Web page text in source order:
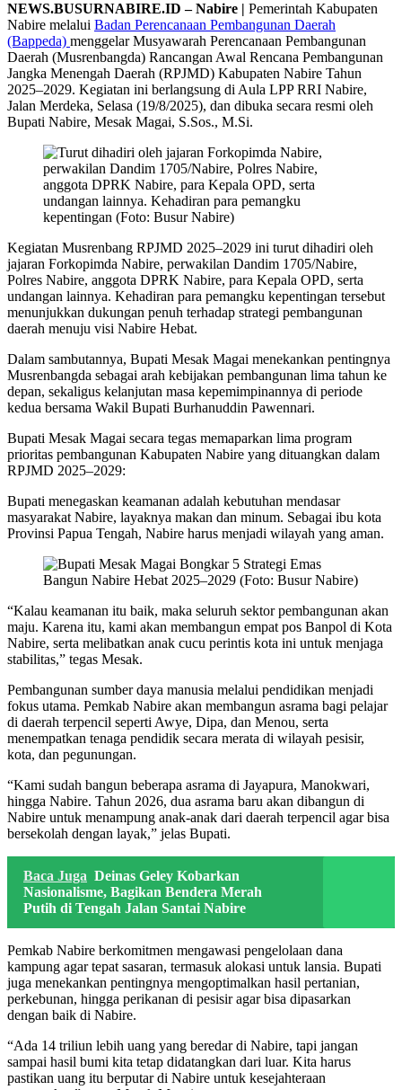
NEWS.BUSURNABIRE.ID – Nabire | Pemerintah Kabupaten
Nabire melalui Badan Perencanaan Pembangunan Daerah
(Bappeda) menggelar Musyawarah Perencanaan Pembangunan
Daerah (Musrenbangda) Rancangan Awal Rencana Pembangunan
Jangka Menengah Daerah (RPJMD) Kabupaten Nabire Tahun
2025–2029. Kegiatan ini berlangsung di Aula LPP RRI Nabire,
Jalan Merdeka, Selasa (19/8/2025), dan dibuka secara resmi oleh
Bupati Nabire, Mesak Magai, S.Sos., M.Si.
Kegiatan Musrenbang RPJMD 2025–2029 ini turut dihadiri oleh
jajaran Forkopimda Nabire, perwakilan Dandim 1705/Nabire,
Polres Nabire, anggota DPRK Nabire, para Kepala OPD, serta
undangan lainnya. Kehadiran para pemangku kepentingan tersebut
menunjukkan dukungan penuh terhadap strategi pembangunan
daerah menuju visi Nabire Hebat.
Dalam sambutannya, Bupati Mesak Magai menekankan pentingnya
Musrenbangda sebagai arah kebijakan pembangunan lima tahun ke
depan, sekaligus kelanjutan masa kepemimpinannya di periode
kedua bersama Wakil Bupati Burhanuddin Pawennari.
Bupati Mesak Magai secara tegas memaparkan lima program
prioritas pembangunan Kabupaten Nabire yang dituangkan dalam
RPJMD 2025–2029:
Bupati menegaskan keamanan adalah kebutuhan mendasar
masyarakat Nabire, layaknya makan dan minum. Sebagai ibu kota
Provinsi Papua Tengah, Nabire harus menjadi wilayah yang aman.
“Kalau keamanan itu baik, maka seluruh sektor pembangunan akan
maju. Karena itu, kami akan membangun empat pos Banpol di Kota
Nabire, serta melibatkan anak cucu perintis kota ini untuk menjaga
stabilitas,” tegas Mesak.
Pembangunan sumber daya manusia melalui pendidikan menjadi
fokus utama. Pemkab Nabire akan membangun asrama bagi pelajar
di daerah terpencil seperti Awye, Dipa, dan Menou, serta
menempatkan tenaga pendidik secara merata di wilayah pesisir,
kota, dan pegunungan.
“Kami sudah bangun beberapa asrama di Jayapura, Manokwari,
hingga Nabire. Tahun 2026, dua asrama baru akan dibangun di
Nabire untuk menampung anak-anak dari daerah terpencil agar bisa
bersekolah dengan layak,” jelas Bupati.
Baca Juga Deinas Geley Kobarkan
Nasionalisme, Bagikan Bendera Merah
Putih di Tengah Jalan Santai Nabire
Pemkab Nabire berkomitmen mengawasi pengelolaan dana
kampung agar tepat sasaran, termasuk alokasi untuk lansia. Bupati
juga menekankan pentingnya mengoptimalkan hasil pertanian,
perkebunan, hingga perikanan di pesisir agar bisa dipasarkan
dengan baik di Nabire.
“Ada 14 triliun lebih uang yang beredar di Nabire, tapi jangan
sampai hasil bumi kita tetap didatangkan dari luar. Kita harus
pastikan uang itu berputar di Nabire untuk kesejahteraan